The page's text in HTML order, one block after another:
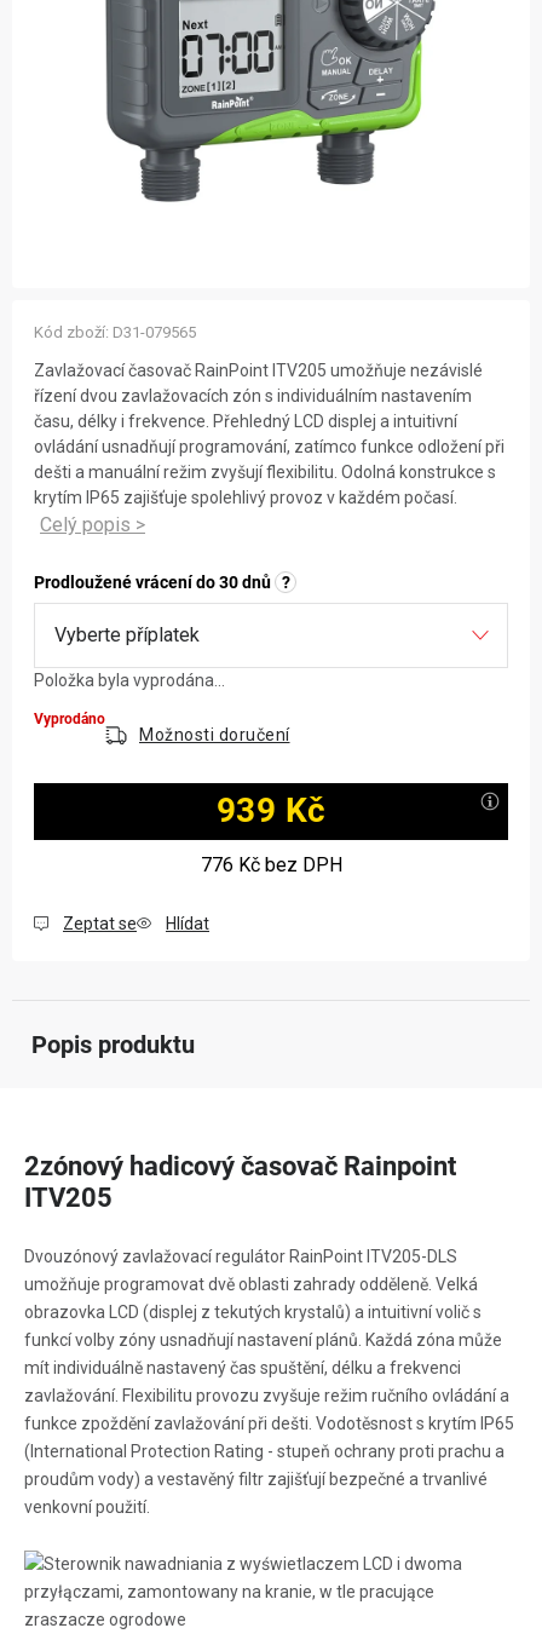
12 důvodů proč Gigamat
Zavlažovací časovač RainPoint ITV205 umožňuje nezávislé
řízení dvou zavlažovacích zón s individuálním nastavením
času, délky i frekvence. Přehledný LCD displej a intuitivní
ovládání usnadňují programování, zatímco funkce odložení při
dešti a manuální režim zvyšují flexibilitu. Odolná konstrukce s
krytím IP65 zajišťuje spolehlivý provoz v každém počasí.
Prodloužené vrácení do 30 dnů ?
Položka byla vyprodána…
Vyprodáno
Možnosti doručení
939 Kč
776 Kčbez DPH
Kód zboží: D31-079565
Zeptat se Hlídat
Popis produktu
2zónový hadicový časovač Rainpoint
ITV205
Dvouzónový zavlažovací regulátor RainPoint ITV205-DLS
umožňuje programovat dvě oblasti zahrady odděleně. Velká
obrazovka LCD (displej z tekutých krystalů) a intuitivní volič s
funkcí volby zóny usnadňují nastavení plánů. Každá zóna může
mít individuálně nastavený čas spuštění, délku a frekvenci
zavlažování. Flexibilitu provozu zvyšuje režim ručního ovládání a
funkce zpoždění zavlažování při dešti. Vodotěsnost s krytím IP65
(International Protection Rating - stupeň ochrany proti prachu a
proudům vody) a vestavěný filtr zajišťují bezpečné a trvanlivé
venkovní použití.